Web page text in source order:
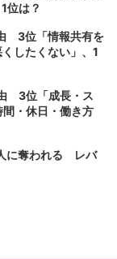
位は？
3位「情報共有を
したくない」、1
3位「成長・ス
・休日・働き方
に奪われる レバ